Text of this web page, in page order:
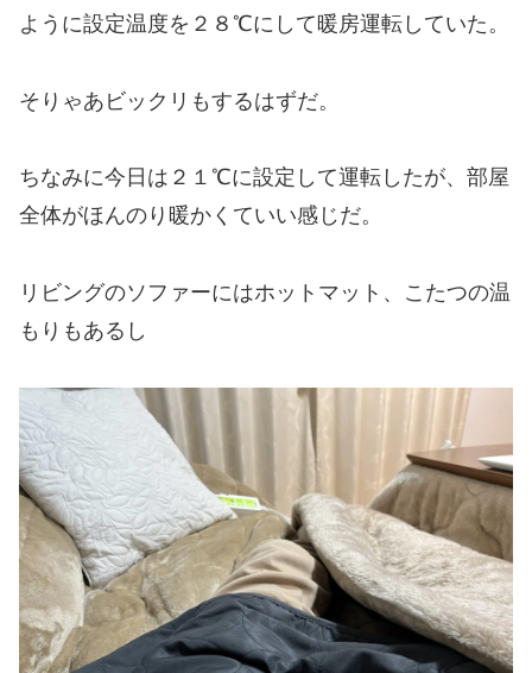
ように設定温度を２８℃にして暖房運転していた。
そりゃあビックリもするはずだ。
ちなみに今日は２１℃に設定して運転したが、 部屋
全体がほんのり暖かくていい感じだ。
リビングのソファーにはホットマット、 こたつの温
もりもあるし